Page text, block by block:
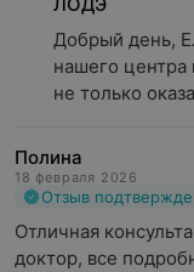
Добрый день,
нашего центра
не только
Полина
18 февраля 2026
Отзыв
Отличная
доктор, все